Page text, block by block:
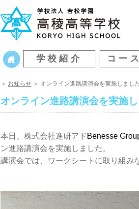
学校紹介 コー
＞ お知らせ ＞ オンライン進路講演会を実施しまし
オンライン進路講演会を実施
本日、株式会社進研アド Benesse
ン進路講演会を実施しました。
講演会では、ワークシートに取り組み